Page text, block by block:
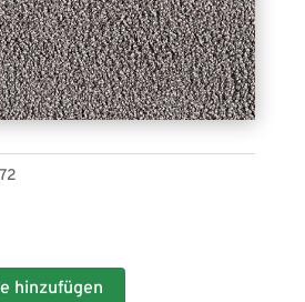
hinzufügen